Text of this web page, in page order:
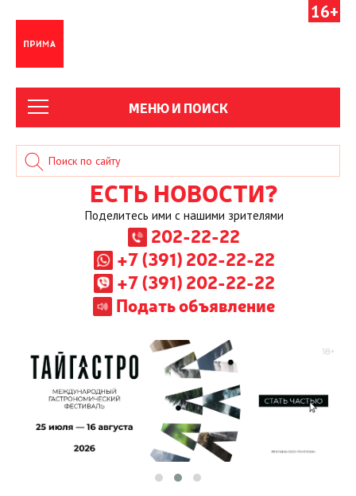
16+
МЕНЮ И ПОИСК
ЕСТЬ НОВОСТИ?
Поделитесь ими с нашими зрителями
202-22-22
+7 (391) 202-22-22
+7 (391) 202-22-22
Подать объявление